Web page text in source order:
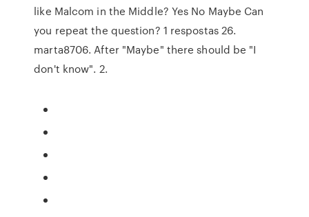
like Malcom in the Middle? Yes No Maybe Can
you repeat the question? 1 respostas 26.
marta8706. After "Maybe" there should be "I
don't know". 2.